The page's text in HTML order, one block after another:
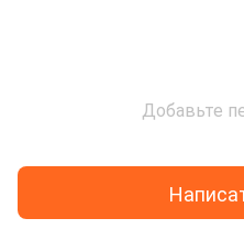
Добавьте